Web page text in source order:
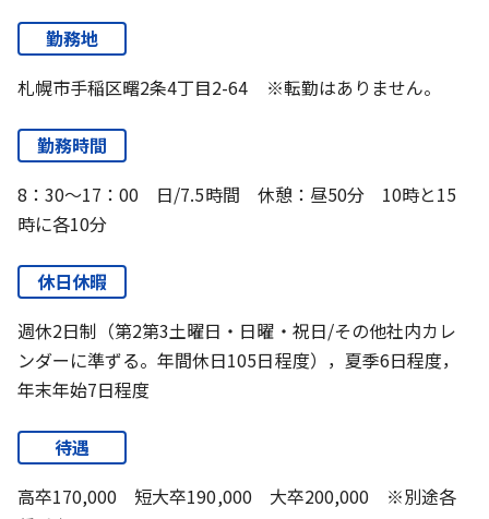
勤務地
札幌市手稲区曙2条4丁目2-64 ※転勤はありません。
勤務時間
8：30～17：00 日/7.5時間 休憩：昼50分 10時と15
時に各10分
休日休暇
週休2日制（第2第3土曜日・日曜・祝日/その他社内カレ
ンダーに準ずる。年間休日105日程度），夏季6日程度，
年末年始7日程度
待遇
高卒170,000 短大卒190,000 大卒200,000 ※別途各